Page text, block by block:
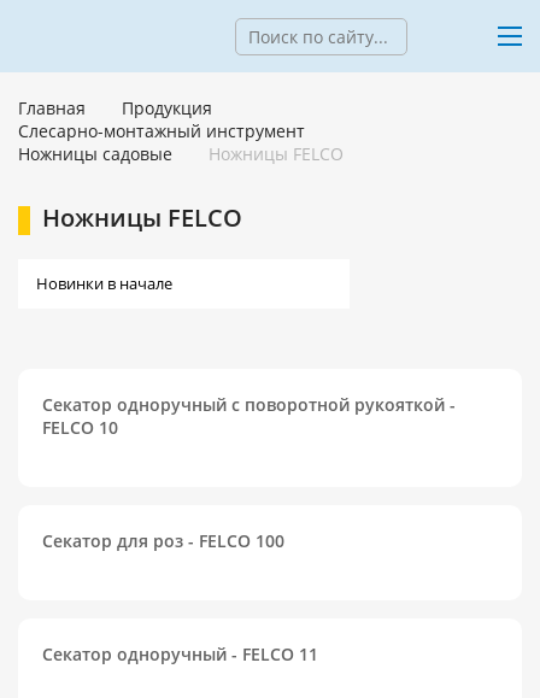
Главная
Продукция
Слесарно-монтажный инструмент
Ножницы садовые
Ножницы FELCO
Ножницы FELCO
Секатор одноручный с поворотной рукояткой -
FELCO 10
Секатор для роз - FELCO 100
Секатор одноручный - FELCO 11